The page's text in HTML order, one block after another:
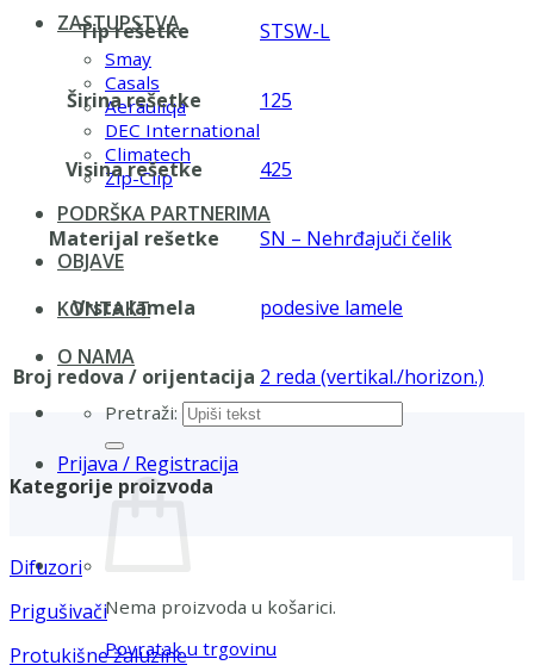
ZASTUPSTVA
Smay
Casals
Aerauliqa
DEC International
Climatech
Zip-Clip
PODRŠKA PARTNERIMA
OBJAVE
KONTAKT
O NAMA
Pretraži:
Prijava / Registracija
Nema proizvoda u košarici.
Povratak u trgovinu
Tip rešetke STSW-L
Širina rešetke 125
Visina rešetke 425
Materijal rešetke SN – Nehrđajuči čelik
Vrsta lamela podesive lamele
Broj redova / orijentacija 2 reda (vertikal./horizon.)
Kategorije proizvoda
Difuzori
Prigušivači
Protukišne žaluzine